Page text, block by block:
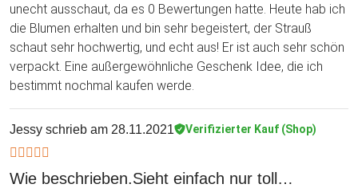
unecht ausschaut, da es 0 Bewertungen hatte. Heute hab ich
die Blumen erhalten und bin sehr begeistert, der Strauß
schaut sehr hochwertig, und echt aus! Er ist auch sehr schön
verpackt. Eine außergewöhnliche Geschenk Idee, die ich
bestimmt nochmal kaufen werde.
Jessy schrieb am 28.11.2021 Verifizierter Kauf (Shop)
Wie beschrieben.Sieht einfach nur toll…